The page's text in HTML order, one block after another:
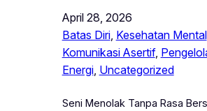
April 28, 2026
Batas Diri, Kesehatan Mental
Komunikasi Asertif,
Energi, Uncategorized
Seni Menolak Tanpa Rasa